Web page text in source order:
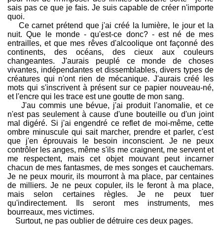
sais pas ce que je fais. Je suis capable de créer n'importe
quoi.
Ce carnet prétend que j'ai créé la lumière, le jour et la
nuit. Que le monde - qu'est-ce donc? - est né de mes
entrailles, et que mes rêves d'alcoolique ont façonné des
continents, des océans, des cieux aux couleurs
changeantes. J'aurais peuplé ce monde de choses
vivantes, indépendantes et dissemblables, divers types de
créatures qui n'ont rien de mécanique. J'aurais créé les
mots qui s'inscrivent à présent sur ce papier nouveau-né,
et l'encre qui les trace est une goutte de mon sang.
J'au commis une bévue, j'ai produit l'anomalie, et ce
n'est pas seulement à cause d'une bouteille ou d'un joint
mal digéré. Si j'ai engendré ce reflet de moi-même, cette
ombre minuscule qui sait marcher, prendre et parler, c'est
que j'en éprouvais le besoin inconscient. Je ne peux
contrôler les anges, même s'ils me craignent, me servent et
me respectent, mais cet objet mouvant peut incarner
chacun de mes fantasmes, de mes songes et cauchemars.
Je ne peux mourir, ils mourront à ma place, par centaines
de milliers. Je ne peux copuler, ils le feront à ma place,
mais selon certaines règles. Je ne peux tuer
qu'indirectement. Ils seront mes instruments, mes
bourreaux, mes victimes.
Surtout, ne pas oublier de détruire ces deux pages.